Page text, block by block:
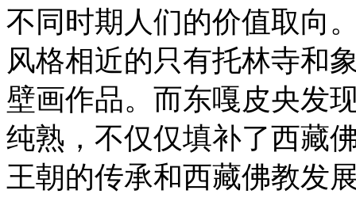
不同时期人们的价值取向
风格相近的只有托林寺和
壁画作品。而东嘎皮央发
纯熟，不仅仅填补了西藏
王朝的传承和西藏佛教发